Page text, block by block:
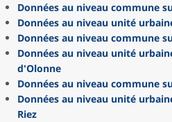
Données au niveau commune
Données au niveau unité
Données au niveau commune
Données au niveau unité
d'Olonne
Données au niveau commune
Données au niveau unité
Riez